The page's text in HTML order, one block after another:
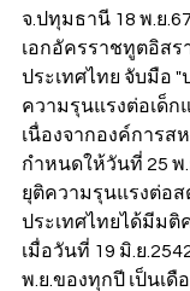
จ.ปทุมธานี 18 พ.ย
เอกอัครราชทูตอิสร
ประเทศไทย จับมือ
ความรุนแรงต่อเด็
เนื่องจากองค์การส
กำหนดให้วันที่ 25 พ
ยุติความรุนแรงต่อส
ประเทศไทยได้มีมติ
เมื่อวันที่ 19 มิ.ย
พ.ย.ของทุกปี เป็นเ